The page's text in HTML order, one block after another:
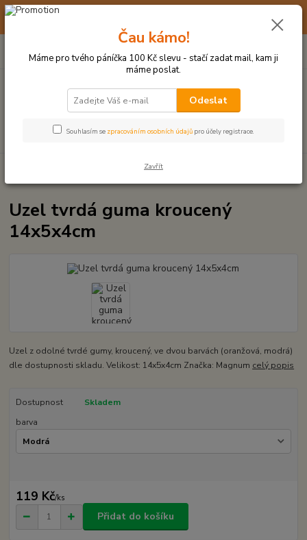
☀️ 10. - 14. SRPNA 2026 MÁME DOVOLENOU ☀️ OBJEDNÁVKY
Hledat
po–pá: 9–17 hod.
za0 Kč
HRAČKY Z TVRDÉ GUMY, PLASTU
Uzel tvrdá guma kroucený
14x5x4cm
Uzel z odolné tvrdé gumy, kroucený, ve dvou barvách (oranžová, modrá)
dle dostupnosti skladu. Velikost: 14x5x4cm Značka: Magnum celý popis
Dostupnost
Skladem
barva
119 Kč/ks
Přidat do košíku
Čau kámo!
Máme pro tvého páníčka 100 Kč slevu - stačí zadat mail, kam ji
máme poslat.
Odeslat
Souhlasím se zpracováním osobních údajů pro účely registrace.
Zavřít